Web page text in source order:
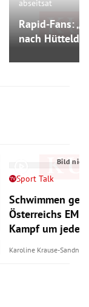
Bild
abseitsat
Rapid-Fans:
nach
Bild
Sport Talk
Schwimmen
Österreichs
Kampf um jedes
Karoline Krause-Sandner